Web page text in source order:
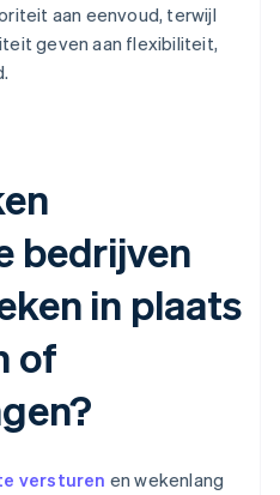
aan eenvoud, terwijl
geven aan flexibiliteit,
bedrijven
in plaats
of
versturen en wekenlang